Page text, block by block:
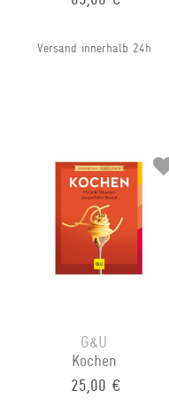
Versand innerhalb 24h
G&U
Kochen
25,00 €